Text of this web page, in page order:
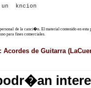
kncion
de la canci�n. El material contenido en esta
para fines comerciales.
de Guitarra